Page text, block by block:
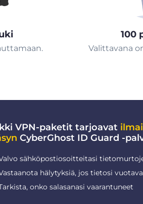
100
Valittavana
VPN-paketit tarjoavat
CyberGhost ID Guard -
sähköpostiosoitteitasi
hälytyksiä, jos tietosi
onko salasanasi vaarantuneet